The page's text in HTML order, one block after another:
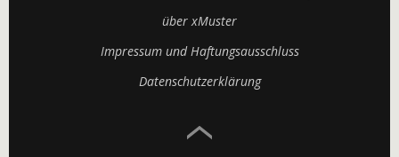
über xMuster
Impressum und Haftungsausschluss
Datenschutzerklärung